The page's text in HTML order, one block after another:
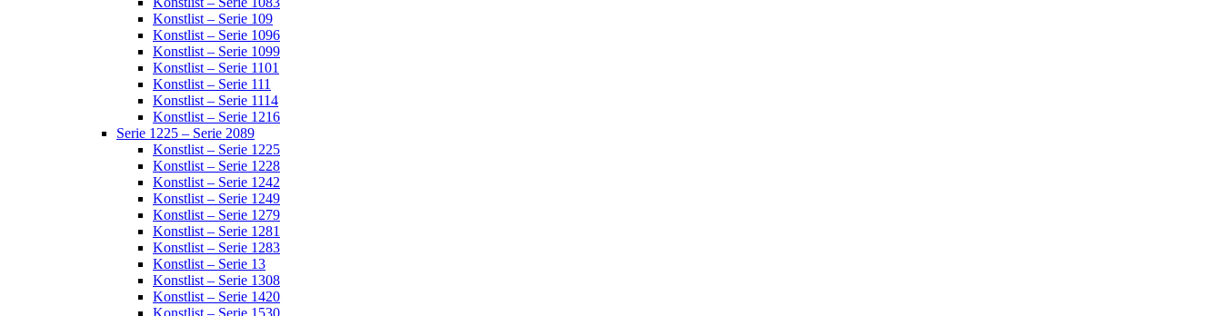
Konstlist – Serie 109
Konstlist – Serie 1096
Konstlist – Serie 1099
Konstlist – Serie 1101
Konstlist – Serie 111
Konstlist – Serie 1114
Konstlist – Serie 1216
Serie 1225 – Serie 2089
Konstlist – Serie 1225
Konstlist – Serie 1228
Konstlist – Serie 1242
Konstlist – Serie 1249
Konstlist – Serie 1279
Konstlist – Serie 1281
Konstlist – Serie 1283
Konstlist – Serie 13
Konstlist – Serie 1308
Konstlist – Serie 1420
Konstlist – Serie 1530